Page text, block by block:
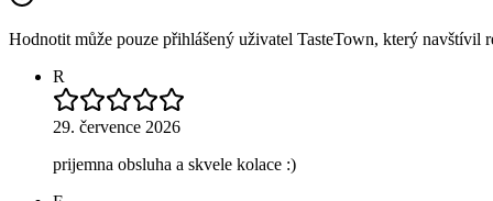
Hodnotit může pouze přihlášený uživatel TasteTown, který navštívil
R
29. července 2026
prijemna obsluha a skvele kolace :)